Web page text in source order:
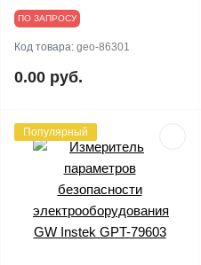
ПО ЗАПРОСУ
Код товара: geo-86301
0.00 руб.
Популярный